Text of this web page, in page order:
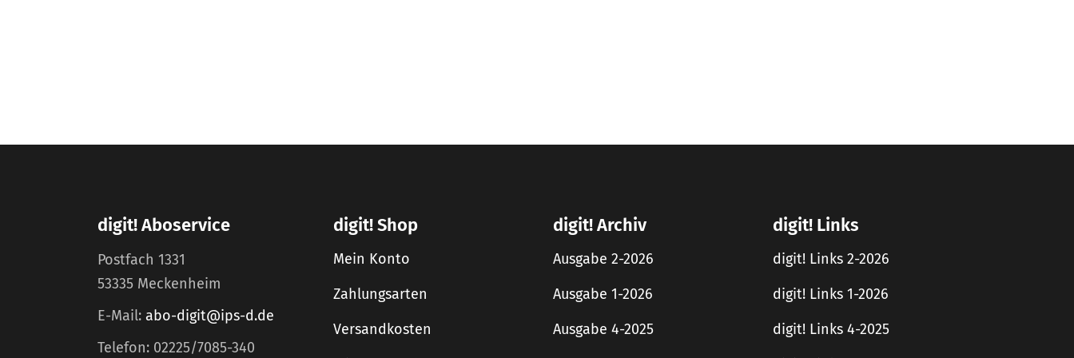
digit! Aboservice
Postfach 1331
53335 Meckenheim
E-Mail: abo-digit@ips-d.de
Telefon: 02225/7085-340
digit! Shop
Mein Konto
Zahlungsarten
Versandkosten
digit! Archiv
Ausgabe 2-2026
Ausgabe 1-2026
Ausgabe 4-2025
digit! Links
digit! Links 2-2026
digit! Links 1-2026
digit! Links 4-2025